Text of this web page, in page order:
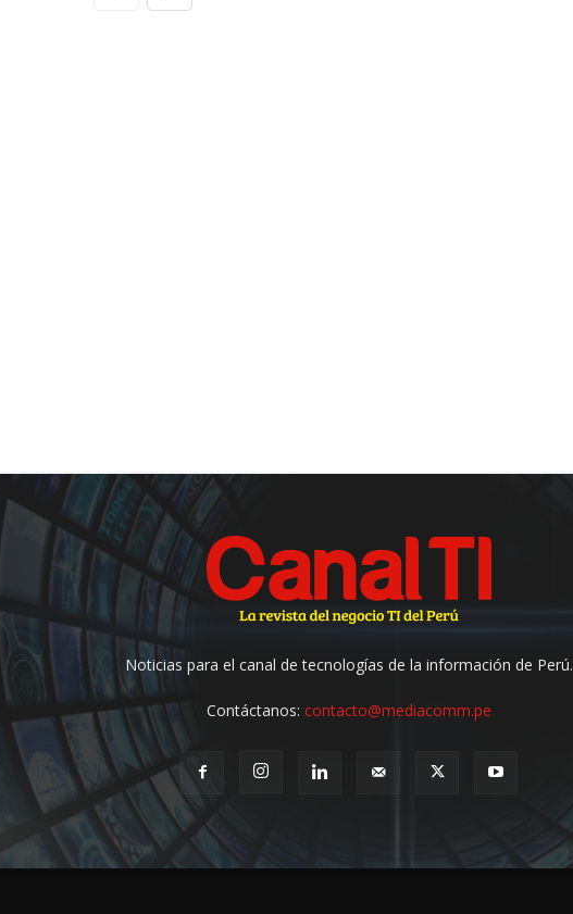
Noticias para el canal de tecnologías de la información de Perú.
Contáctanos: contacto@mediacomm.pe